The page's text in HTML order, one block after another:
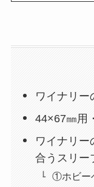
ワイナリー
44×67㎜用
ワイナリー
合うスリー
①ホビー